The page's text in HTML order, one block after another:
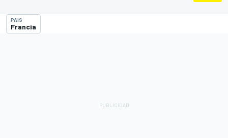
PAÍS
Francia